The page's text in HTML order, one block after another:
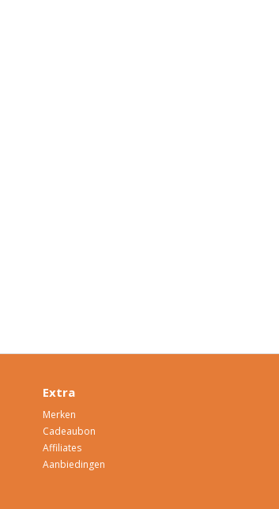
Extra
Merken
Cadeaubon
Affiliates
Aanbiedingen